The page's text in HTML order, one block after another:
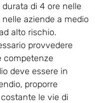
di 4 ore nelle
aziende a medio
alto rischio.
provvedere
competenze
deve essere in
proporre
le vie di